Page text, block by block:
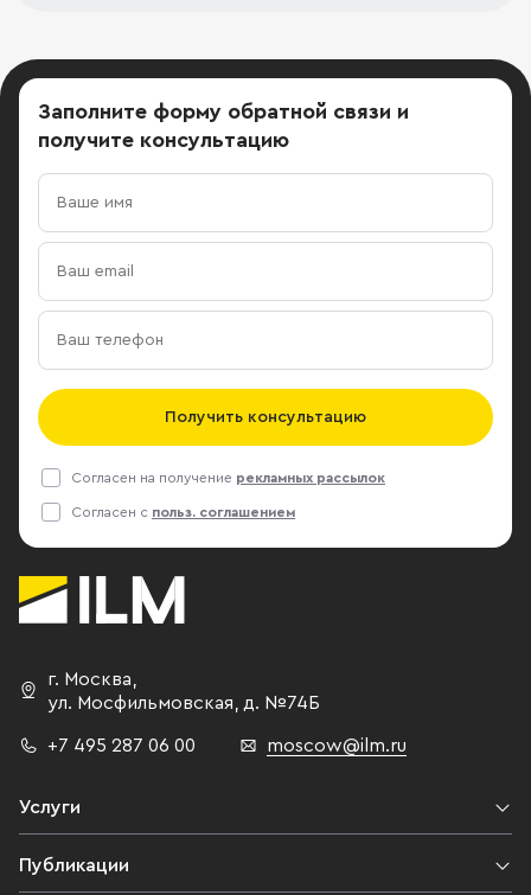
Заполните форму обратной связи и
получите консультацию
Получить консультацию
Согласен на получение рекламных рассылок
Согласен с польз. соглашением
г. Москва,
ул. Мосфильмовская, д. №74Б
+7 495 287 06 00 moscow@ilm.ru
Услуги
Публикации